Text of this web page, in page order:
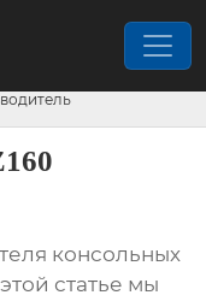
консольных
статье мы